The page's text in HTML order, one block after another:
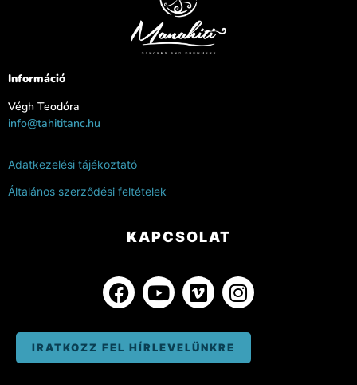
Információ
Végh Teodóra
info@tahititanc.hu
Adatkezelési tájékoztató
Általános szerződési feltételek
KAPCSOLAT
IRATKOZZ FEL HÍRLEVELÜNKRE